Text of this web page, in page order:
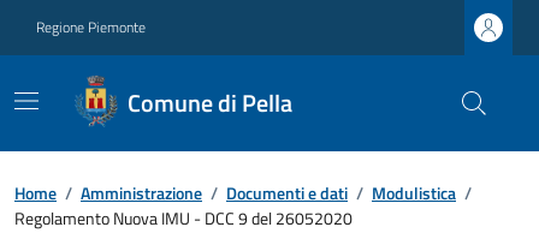
Regione Piemonte
Comune di Pella
Home / Amministrazione / Documenti e dati / Modulistica /
Regolamento Nuova IMU - DCC 9 del 26052020